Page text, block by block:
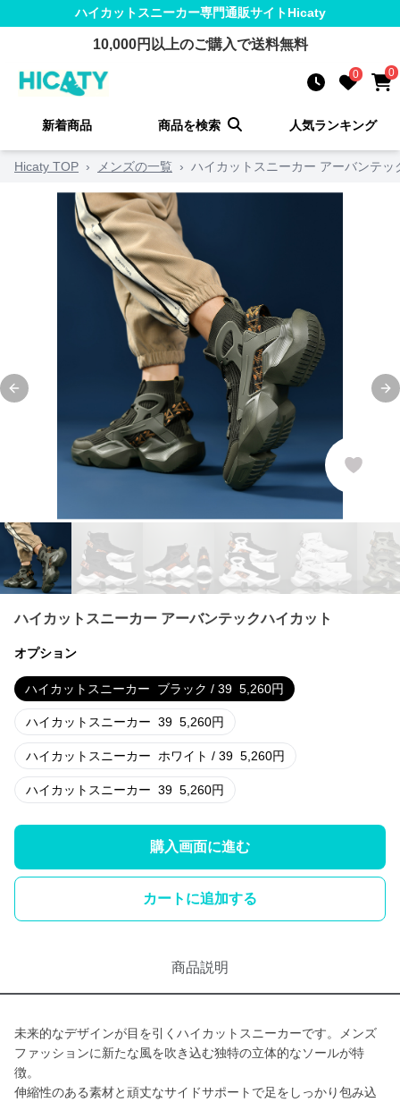
ハイカットスニーカー専門通販サイトHicaty
10,000円以上のご購入で送料無料
0 0
新着商品 商品を検索 人気ランキング
Hicaty TOP › メンズの一覧 › ハイカットスニーカー アーバンテッ
Previous slide
ハイカットスニーカー アーバンテックハイカット
オプション
ハイカットスニーカー ブラック / 39 5,260円
ハイカットスニーカー 39 5,260円
ハイカットスニーカー ホワイト / 39 5,260円
ハイカットスニーカー 39 5,260円
購入画面に進む
カートに追加する
商品説明
未来的なデザインが目を引くハイカットスニーカーです。メンズ
ファッションに新たな風を吹き込む独特の立体的なソールが特
徴。
伸縮性のある素材と頑丈なサイドサポートで足をしっかり包み込